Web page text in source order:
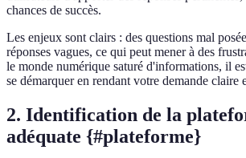
chances de succès.
Les enjeux sont clairs : des questions mal
réponses vagues, ce qui peut mener à des
le monde numérique saturé d'informations, il
se démarquer en rendant votre demande claire
2. Identification de la
adéquate {#plateforme}